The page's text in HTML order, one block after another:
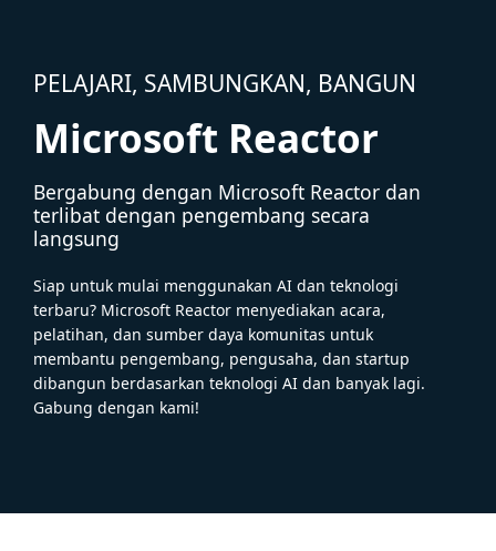
PELAJARI, SAMBUNGKAN, BANGUN
Microsoft Reactor
Bergabung dengan Microsoft Reactor dan
terlibat dengan pengembang secara
langsung
Siap untuk mulai menggunakan AI dan teknologi
terbaru? Microsoft Reactor menyediakan acara,
pelatihan, dan sumber daya komunitas untuk
membantu pengembang, pengusaha, dan startup
dibangun berdasarkan teknologi AI dan banyak lagi.
Gabung dengan kami!